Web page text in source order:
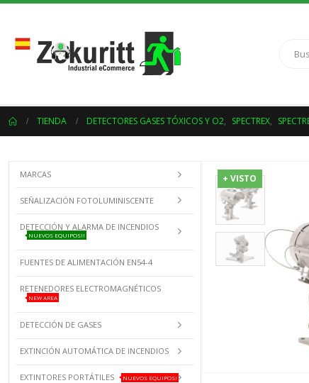
TIENDA DETECTORES GASES TÓXICOS Y O2, SPECTREX,
+ VISTO
MARCAS
SEÑALIZACIÓN FOTOLUMINISCENTE
DETECCIÓN Y ALARMA DE INCENDIOS
NUEVOS EQUIPOS!!
FUENTES DE ALIMENTACIÓN EN54-4
RETENEDORES ELECTROMAGNÉTICOS
NEW AREA
DETECCIÓN DE GASES
EXTINCIÓN AUTOMÁTICA DE INCENDIOS
EXTINTORES PORTÁTILES NUEVOS EQUIPOS!